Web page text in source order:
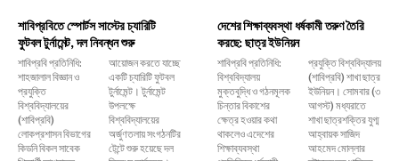
শাবিপ্রবিতে স্পোর্টস সাস্টের চ্যারিটি
ফুটবল টুর্নামেন্ট, দল নিবন্ধন শুরু
শাবিপ্রবি প্রতিনিধি:
শাহজালাল বিজ্ঞান ও
প্রযুক্তি
বিশ্ববিদ্যালয়ের
(শাবিপ্রবি)
লোকপ্রশাসন বিভাগের
কিডনি বিকল সাবেক
আয়োজন করতে যাচ্ছে
একটি চ্যারিটি ফুটবল
টুর্নামেন্ট। টুর্নামেন্ট
উপলক্ষে
বিশ্ববিদ্যালয়ের
অর্জুণতলায় সংগঠনটির
টেন্টে শুরু হয়েছে দল
দেশের শিক্ষাব্যবস্থা ধর্ষকামী তরুণ তৈরি
করছে: ছাত্র ইউনিয়ন
শাবিপ্রবি প্রতিনিধি:
বিশ্ববিদ্যালয়
মুক্তবুদ্ধি ও গঠনমূলক
চিন্তার বিকাশের
ক্ষেত্র হওয়ার কথা
থাকলেও এদেশের
শিক্ষাব্যবস্থা
প্রযুক্তি বিশ্ববিদ্যালয়
(শাবিপ্রবি) শাখা ছাত্র
ইউনিয়ন। সোমবার (৩
আগস্ট) মধ্যরাতে
শাখা ছাত্রশক্তির যুগ্ম
আহ্বায়ক সাজিদ
আহমেদ মোল্লার